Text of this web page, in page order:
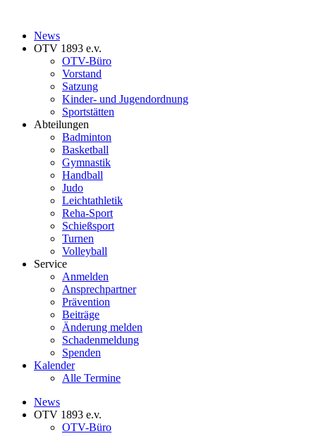
News
OTV 1893 e.v.
OTV-Büro
Vorstand
Satzung
Kinder- und Jugendordnung
Sportstätten
Abteilungen
Badminton
Basketball
Gymnastik
Handball
Judo
Leichtathletik
Reha-Sport
Schießsport
Turnen
Volleyball
Service
Anmelden
Ansprechpartner
Prävention
Beiträge
Änderung melden
Schadenmeldung
Spenden
Kalender
Alle Termine
News
OTV 1893 e.v.
OTV-Büro